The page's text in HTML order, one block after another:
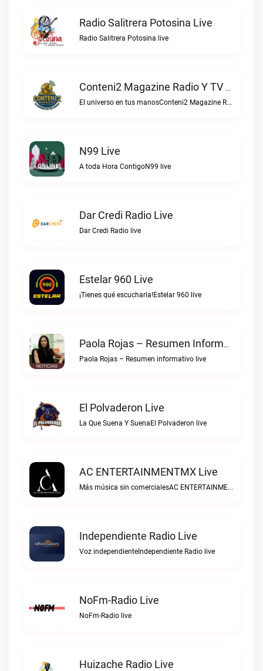
Radio Salitrera Potosina Live
Radio Salitrera Potosina live
Conteni2 Magazine Radio Y TV Digital Live
El universo en tus manosConteni2 Magazine Radio y TV Digital live
N99 Live
A toda Hora ContigoN99 live
Dar Credi Radio Live
Dar Credi Radio live
Estelar 960 Live
¡Tienes qué escucharla!Estelar 960 live
Paola Rojas – Resumen Informativo Live
Paola Rojas – Resumen informativo live
El Polvaderon Live
La Que Suena Y SuenaEl Polvaderon live
AC ENTERTAINMENTMX Live
Más música sin comercialesAC ENTERTAINMENTMX live
Independiente Radio Live
Voz independienteIndependiente Radio live
NoFm-Radio Live
NoFm-Radio live
Huizache Radio Live